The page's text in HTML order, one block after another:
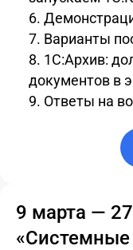
Варианты
1С:Архив:
документов в
Ответы на
9 марта —